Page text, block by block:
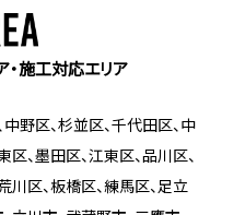
・施工対応エリア
野区、杉並区、千代田区、中
区、墨田区、江東区、品川区、
川区、板橋区、練馬区、足立